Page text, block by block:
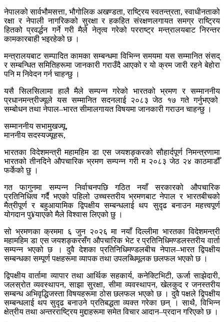
नेपालको सार्वभौमसत्ता, भौगोलिक अखण्डता, राष्ट्रिय स्वतन्त्रता, स्वाधीनताको
रक्षा र नेपाली नागरिकको सुरक्षा र हकहित संरक्षणलगायत समग्र राष्ट्रिय
हितको प्रवर्द्धन गर्ने गरी मैले नेतृत्व गरेको परराष्ट्र मन्त्रालयबाट निरन्तर
कामकारबाही भइरहेको छ ।
मन्त्रालयबाट सम्पादित कामका सम्बन्धमा विभिन्न समयमा यस सम्मानित संसद्
र सम्बन्धित समितिहरूमा जानकारी गराउँदै आएको र यो क्रम जारी रहने बेहोरा
पनि म निवेदन गर्न चाहन्छु ।
यसै सिलसिलामा हालै मैले सम्पन्न गरेको भारतको भ्रमण र सम्माननीय
प्रधानमन्त्रीज्यूले यस सम्मानित सदनलाई २०८३ जेठ १७ गते गर्नुभएको
सम्बोधन तथा नेपाल–भारत सीमालगायत विषयमा जानकारी गराउन चाहन्छु ।
सम्माननीय सभामुखज्यू,
माननीय सदस्यज्यूहरू,
भारतका विदेशमन्त्री महामहिम डा एस जयशङ्करको सौहार्दपूर्ण निमन्त्रणामा
भारतको तीनदिने औपचारिक भ्रमण सम्पन्न गरी म २०८३ जेठ २४ काठमाडौँ
फर्केको छु ।
गत फागुनमा सम्पन्न निर्वाचनपछि गठित नयाँ सरकारको औपचारिक
प्रतिनिधित्व गर्दै भएको पहिलो उच्चस्तरीय भ्रमणबाट नेपाल र भारतबीचको
मैत्रीपूर्ण र बहुआयामिक द्विपक्षीय सम्बन्धलाई थप सुदृढ बनाउन महत्त्वपूर्ण
योगदान पु¥याएको मैले विश्वास लिएको छु ।
सो भ्रमणका क्रममा ६ जुन २०२६ मा नयाँ दिल्लीमा भारतका विदेशमन्त्री
महामहिम डा एस जयशङ्करसँग औपचारिक भेट र प्रतिनिधिमण्डलस्तरीय वार्ता
सम्पन्न भएको छ । दुवै देशका प्रतिनिधिमण्डलबीच नेपाल–भारत द्विपक्षीय
सम्बन्धका सम्पूर्ण पक्षहरूमा व्यापक तथा उपलब्धिमूलक छलफल भएको छ ।
द्विपक्षीय वार्तामा व्यापार तथा आर्थिक सहकार्य, कनेक्टिभिटी, ऊर्जा साझेदारी,
जलस्रोत व्यवस्थापन, साझा सुरक्षा, सीमा व्यवस्थापन, खेलकुद र जनस्तरीय
सम्बन्ध अभिवृद्धिजस्ता विषयहरूमा ठोस छलफल भएको छ । दुवै पक्षले द्विपक्षीय
सम्बन्धलाई थप सुदृढ बनाउने प्रतिबद्धता व्यक्त गरेका छन् । साथै, विभिन्न
क्षेत्रीय तथा अन्तरराष्ट्रिय मुद्दाहरूमा समेत विचार आदान–प्रदान गरिएको छ ।